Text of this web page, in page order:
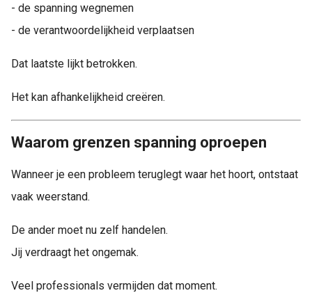
- de spanning wegnemen
- de verantwoordelijkheid verplaatsen
Dat laatste lijkt betrokken.
Het kan afhankelijkheid creëren.
Waarom grenzen spanning oproepen
Wanneer je een probleem teruglegt waar het hoort, ontstaat
vaak weerstand.
De ander moet nu zelf handelen.
Jij verdraagt het ongemak.
Veel professionals vermijden dat moment.